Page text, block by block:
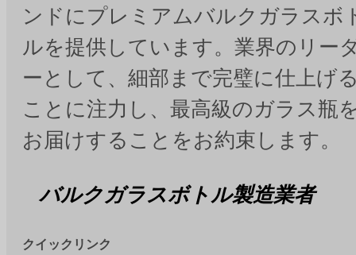
ンドにプレミアムバルクガラスボ
ルを提供しています。業界のリー
ーとして、細部まで完璧に仕上げ
ことに注力し、最高級のガラス瓶
お届けすることをお約束します。
バルクガラスボトル製造業者
クイックリンク